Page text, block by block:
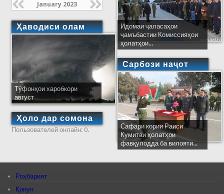
January 2023
Ҳаводиси олам
Тӯфонҳои харобкори
август
Ҳоло дар сомона
Пользователей онлайн: 0.
Идомаи ҷаласаҳои
ҷамъбастии Комиссияҳои
ҳолатҳои...
Сарбози наҷот
Сафари кории Раиси
Кумитаи ҳолатҳои
фавқулодда ба вилояти...
Роҳбарият
Қонун